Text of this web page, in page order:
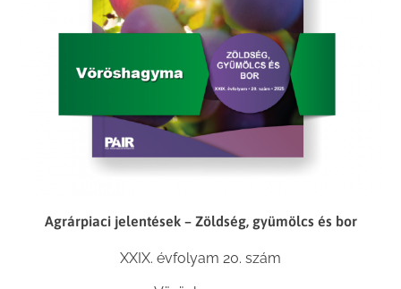
Agrárpiaci jelentések – Zöldség, gyümölcs és bor
XXIX. évfolyam 20. szám